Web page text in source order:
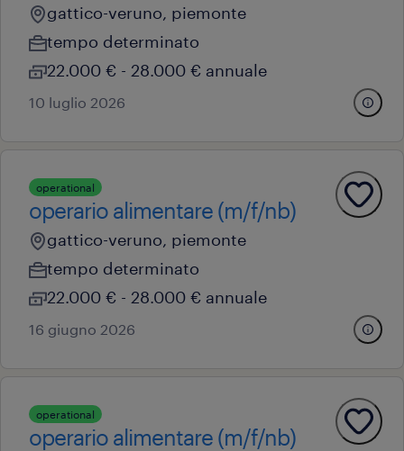
gattico-veruno, piemonte
tempo determinato
22.000 € - 28.000 € annuale
10 luglio 2026
operational
operario alimentare (m/f/nb)
gattico-veruno, piemonte
tempo determinato
22.000 € - 28.000 € annuale
16 giugno 2026
operational
operario alimentare (m/f/nb)